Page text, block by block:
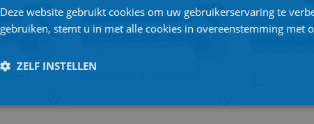
Deze website gebruikt cookies om uw gebruikerservaring te
gebruiken, stemt u in met alle cookies in overeenstemming met
ZELF INSTELLEN